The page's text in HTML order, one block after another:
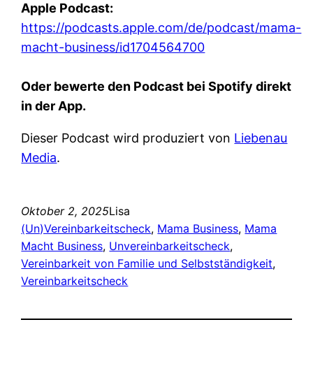
Apple Podcast:
https://podcasts.apple.com/de/podcast/mama-
macht-business/id1704564700
Oder bewerte den Podcast bei Spotify direkt
in der App.
Dieser Podcast wird produziert von Liebenau
Media.
Oktober 2, 2025Lisa
(Un)Vereinbarkeitscheck, Mama Business, Mama
Macht Business, Unvereinbarkeitscheck
Vereinbarkeit von Familie und Selbstständigkeit
Vereinbarkeitscheck